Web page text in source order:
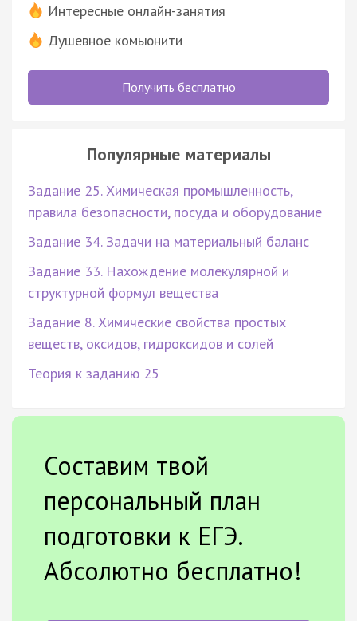
Интересные онлайн-занятия
Душевное комьюнити
Получить бесплатно
Популярные материалы
Задание 25. Химическая промышленность,
правила безопасности, посуда и оборудование
Задание 34. Задачи на материальный баланс
Задание 33. Нахождение молекулярной и
структурной формул вещества
Задание 8. Химические свойства простых
веществ, оксидов, гидроксидов и солей
Теория к заданию 25
Составим твой
персональный план
подготовки к ЕГЭ.
Абсолютно бесплатно!